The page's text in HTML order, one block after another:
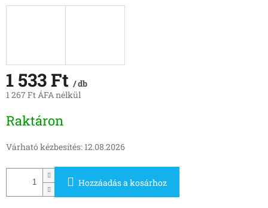
1 533 Ft / db
1 267 Ft ÁFA nélkül
Raktáron
Várható kézbesítés: 12.08.2026
Hozzáadás a kosárhoz